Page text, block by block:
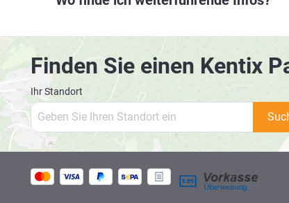
Finden Sie einen Kentix
Ihr Standort